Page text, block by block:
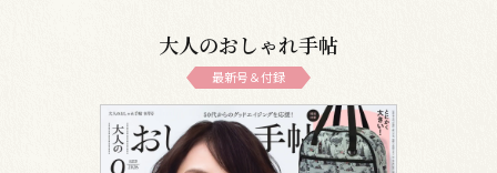
大人のおしゃれ手帖
最新号＆付録